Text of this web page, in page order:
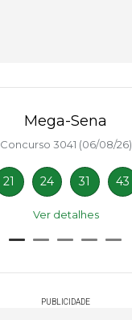
Mega-Sena
Concurso 3041 (06/08/26)
21 24 31 43
Ver detalhes
PUBLICIDADE